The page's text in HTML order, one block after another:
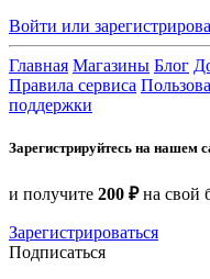
Войти или
Главная Магазины Блог
Правила сервиса
поддержки
Зарегистрируйтесь на нашем
и получите 200 ₽на свой
Зарегистрироваться
Подписаться